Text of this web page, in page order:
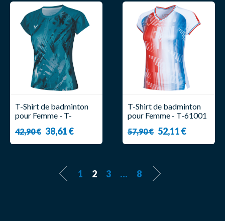
T-Shirt de badminton
pour Femme - T-
42,90 € 38,61 €
T-Shirt de badminton
pour Femme - T-61001
57,90 € 52,11 €
1 2 3 … 8